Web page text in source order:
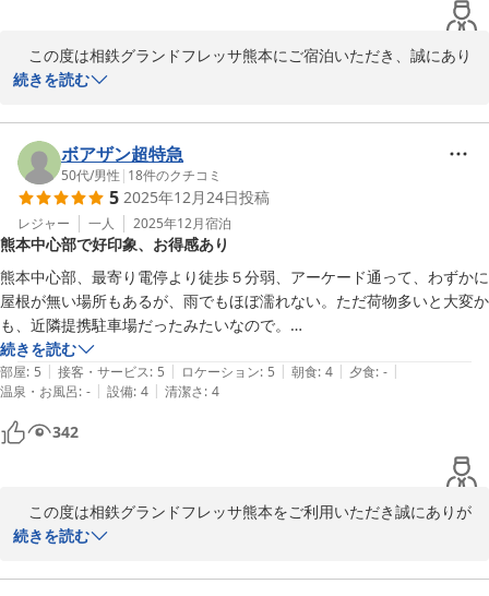
この度は相鉄グランドフレッサ熊本にご宿泊いただき、誠にあり
がとうございました。
快適に3泊お過ごしいただけたこと、またお部屋や館内の清潔
さ、静かな環境にご満足いただけたとのお言葉、大変嬉しく拝読い
たしました。
ゆっくりお休みいただき、朝食も日替わりのおかずを楽しんでいた
だけたご様子、スタッフ一同励みになります。
また、スタッフの対応にもご安心いただけたとのこと、心より感謝
申し上げます。
来月もお迎えできることを楽しみにしております。
今後もご期待に添えるよう努めてまいりますので、ぜひまたお越し
くださいませ。
相鉄グランドフレッサ熊本
フロントスタッフ
2025-12-30
続きを読む
ボアザン超特急
50代/男性 | 18件のクチコミ
5 2025年12月24日投稿
レジャー 一人 2025年12月宿泊
熊本中心部で好印象、お得感あり
熊本中心部、最寄り電停より徒歩５分弱、アーケード通って、わずかに
屋根が無い場所もあるが、雨でもほぼ濡れない。ただ荷物多いと大変か
も、近隣提携駐車場だったみたいなので。
部屋、トイレ、風呂、ベッドは比較的広めの印象。
チェックインは機械で受付。
スタッフの接客は十分。よく挨拶をされる印象で好感。
時季によるだろうが、ポイント１０倍プラン、朝食付きに加えて、クー
ポン割引もあり、かなりお得感あり。
朝食は種類が少し少ない感じだが、特段不満は無し。ビジネスマン、カ
自分なら次回熊本宿泊候補になるなと思った。
設備も新しい。
続きを読む
部屋: 5 | 接客・サービス: 5 | ロケーション: 5 | 朝食: 4 | 夕食: - |
温泉・お風呂: - | 設備: 4 | 清潔さ: 4
342
この度は相鉄グランドフレッサ熊本をご利用いただき誠にありが
とうございました。また詳しいご感想をお寄せいただき、ありがと
続きを読む